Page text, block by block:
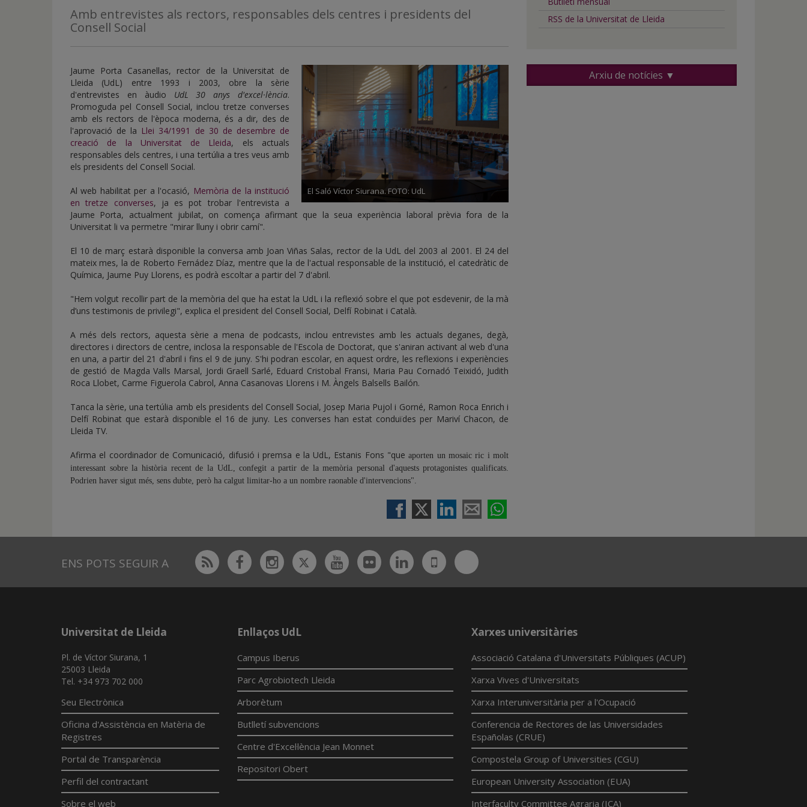
inicio
Amb entrevistes als rectors, responsables dels centres i presidents del
Consell Social
El Saló Víctor Siurana. FOTO: UdL
Jaume Porta Casanellas, rector de la Universitat de
Lleida (UdL) entre 1993 i 2003, obre la sèrie
d'entrevistes en àudio UdL 30 anys d'excel·lència.
Promoguda pel Consell Social, inclou tretze converses
amb els rectors de l'època moderna, és a dir, des de
l'aprovació de la Llei 34/1991 de 30 de desembre de
creació de la Universitat de Lleida, els actuals
responsables dels centres, i una tertúlia a tres veus amb
els presidents del Consell Social.
Al web habilitat per a l'ocasió, Memòria de la institució
en tretze converses, ja es pot trobar l'entrevista a
Jaume Porta, actualment jubilat, on comença afirmant que la seua experiència laboral prèvia fora de la
Universitat li va permetre "mirar lluny i obrir camí".
El 10 de març estarà disponible la conversa amb Joan Viñas Salas, rector de la UdL del 2003 al 2001. El 24 del
mateix mes, la de Roberto Fernádez Díaz, mentre que la de l'actual responsable de la institució, el catedràtic de
Química, Jaume Puy Llorens, es podrà escoltar a partir del 7 d'abril.
"Hem volgut recollir part de la memòria del que ha estat la UdL i la reflexió sobre el que pot esdevenir, de la mà
d’uns testimonis de privilegi", explica el president del Consell Social, Delfí Robinat i Català.
A més dels rectors, aquesta sèrie a mena de podcasts, inclou entrevistes amb les actuals deganes, degà,
directores i directors de centre, inclosa la responsable de l'Escola de Doctorat, que s'aniran activant al web d'una
en una, a partir del 21 d'abril i fins el 9 de juny. S'hi podran escolar, en aquest ordre, les reflexions i experiències
de gestió de Magda Valls Marsal, Jordi Graell Sarlé, Eduard Cristobal Fransi, Maria Pau Cornadó Teixidó, Judith
Roca Llobet, Carme Figuerola Cabrol, Anna Casanovas Llorens i M. Àngels Balsells Bailón.
Tanca la sèrie, una tertúlia amb els presidents del Consell Social, Josep Maria Pujol i Gorné, Ramon Roca Enrich i
Delfí Robinat que estarà disponible el 16 de juny. Les converses han estat conduïdes per Mariví Chacon, de
Lleida TV.
Afirma el coordinador de Comunicació, difusió i premsa e la UdL, Estanis Fons "queaporten un mosaic ric i molt
interessant sobre la història recent de la UdL, confegit a partir de la memòria personal d'aquests protagonistes qualificats.
Podrien haver sigut més, sens dubte, però ha calgut limitar-ho a un nombre raonable d'intervencions".
RSS de la Universitat de Lleida
Arxiu de notícies ▼
ENS POTS SEGUIR A Rss FacebookInstagram
TwitterYoutubeFlickrLinkedin
UdL
App
Bluesky
Universitat de Lleida
Pl. de Víctor Siurana, 1
25003 Lleida
Tel. +34 973 702 000
Seu Electrònica
Oficina d'Assistència en Matèria de
Registres
Portal de Transparència
Perfil del contractant
Sobre el web
Enllaços UdL
Campus Iberus
Parc Agrobiotech Lleida
Arborètum
Butlletí subvencions
Centre d'Excel·lència Jean Monnet
Repositori Obert
Xarxes universitàries
Associació Catalana d'Universitats Públiques (ACUP)
Xarxa Vives d'Universitats
Xarxa Interuniversitària per a l'Ocupació
Conferencia de Rectores de las Universidades
Españolas (CRUE)
Compostela Group of Universities (CGU)
European University Association (EUA)
Interfaculty Committee Agraria (ICA)